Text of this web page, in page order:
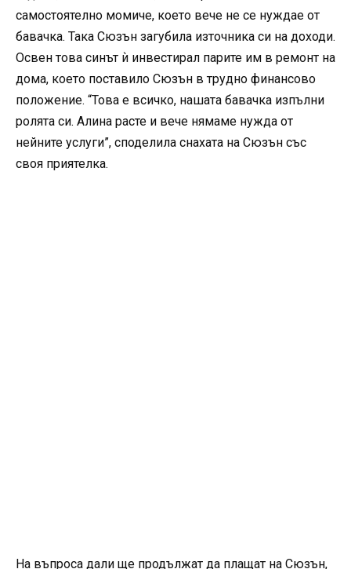
самостоятелно момиче, което вече не се нуждае от
бавачка. Така Сюзън загубила източника си на доходи.
Освен това синът ѝ инвестирал парите им в ремонт на
дома, което поставило Сюзън в трудно финансово
положение. “Това е всичко, нашата бавачка изпълни
ролята си. Алина расте и вече нямаме нужда от
нейните услуги”, споделила снахата на Сюзън със
своя приятелка.
На въпроса дали ще продължат да плащат на Сюзън,